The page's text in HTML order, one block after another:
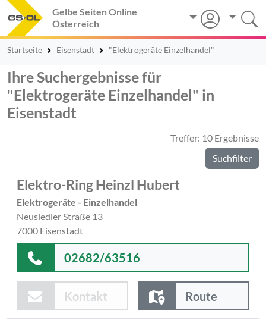
Gelbe Seiten Online
Österreich
Startseite Eisenstadt "Elektrogeräte Einzelhandel"
Ihre Suchergebnisse für
"Elektrogeräte Einzelhandel" in
Eisenstadt
Treffer: 10 Ergebnisse
Suchfilter
Elektro-Ring Heinzl Hubert
Elektrogeräte - Einzelhandel
Neusiedler Straße 13
7000 Eisenstadt
02682/63516
Kontakt Route